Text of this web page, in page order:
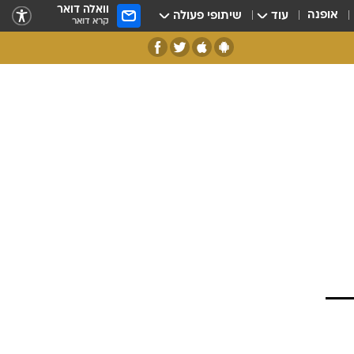
אופנה עוד שיתופי פעולה וואלה דואר
קרא דואר